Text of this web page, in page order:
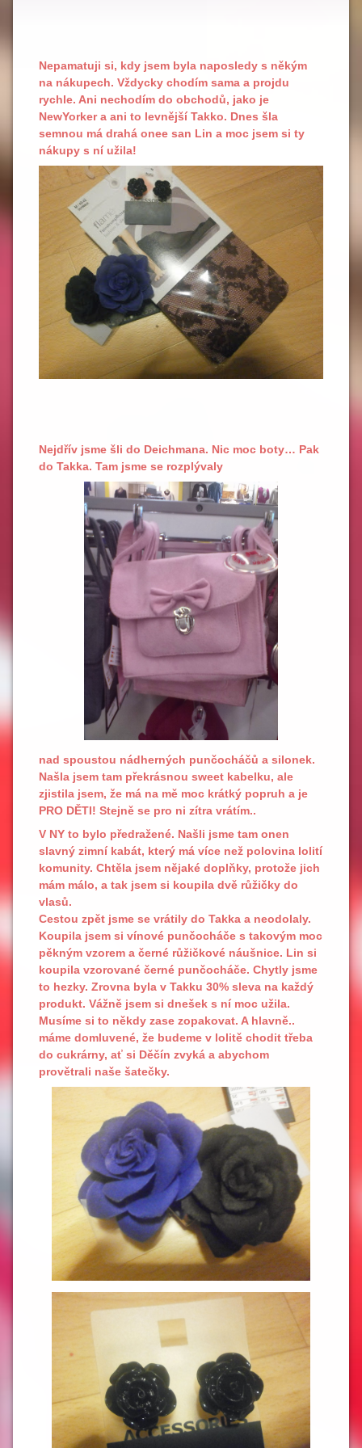
Nepamatuji si, kdy jsem byla naposledy s někým
na nákupech. Vždycky chodím sama a projdu
rychle. Ani nechodím do obchodů, jako je
NewYorker a ani to levnější Takko. Dnes šla
semnou má drahá onee san Lin a moc jsem si ty
nákupy s ní užila!
Nejdřív jsme šli do Deichmana. Nic moc boty… Pak
do Takka. Tam jsme se rozplývaly
nad spoustou nádherných punčocháčů a silonek.
Našla jsem tam překrásnou sweet kabelku, ale
zjistila jsem, že má na mě moc krátký popruh a je
PRO DĚTI! Stejně se pro ni zítra vrátím..
V NY to bylo předražené. Našli jsme tam onen
slavný zimní kabát, který má více než polovina lolití
komunity. Chtěla jsem nějaké doplňky, protože jich
mám málo, a tak jsem si koupila dvě růžičky do
vlasů.
Cestou zpět jsme se vrátily do Takka a neodolaly.
Koupila jsem si vínové punčocháče s takovým moc
pěkným vzorem a černé růžičkové náušnice. Lin si
koupila vzorované černé punčocháče. Chytly jsme
to hezky. Zrovna byla v Takku 30% sleva na každý
produkt. Vážně jsem si dnešek s ní moc užila.
Musíme si to někdy zase zopakovat. A hlavně..
máme domluvené, že budeme v lolitě chodit třeba
do cukrárny, ať si Děčín zvyká a abychom
provětrali naše šatečky.